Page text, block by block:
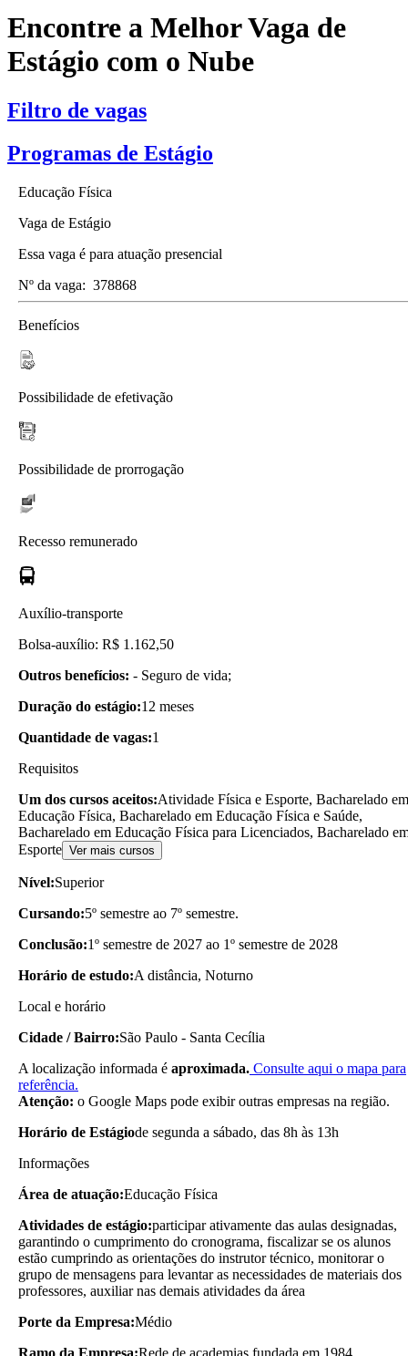
Encontre a Melhor Vaga de
Estágio com o Nube
Filtro de vagas
Programas de Estágio
Educação Física
Vaga de Estágio
Essa vaga é para atuação presencial
Nº da vaga: 378868
Benefícios
Possibilidade de efetivação
Possibilidade de prorrogação
Recesso remunerado
Auxílio-transporte
Bolsa-auxílio: R$ 1.162,50
Outros benefícios: - Seguro de vida;
Duração do estágio:12 meses
Quantidade de vagas:1
Requisitos
Um dos cursos aceitos:Atividade Física e Esporte, Bacharelado em
Educação Física, Bacharelado em Educação Física e Saúde,
Bacharelado em Educação Física para Licenciados, Bacharelado
Esporte Ver mais cursos
Nível:Superior
Cursando:5º semestre ao 7º semestre.
Conclusão:1º semestre de 2027 ao 1º semestre de 2028
Horário de estudo:A distância, Noturno
Local e horário
Cidade / Bairro:São Paulo - Santa Cecília
A localização informada é aproximada. Consulte aqui o mapa para
referência.
Atenção: o Google Maps pode exibir outras empresas na região.
Horário de Estágiode segunda a sábado, das 8h às 13h
Informações
Área de atuação:Educação Física
Atividades de estágio:participar ativamente das aulas designadas,
garantindo o cumprimento do cronograma, fiscalizar se os alunos
estão cumprindo as orientações do instrutor técnico, monitorar o
grupo de mensagens para levantar as necessidades de materiais dos
professores, auxiliar nas demais atividades da área
Porte da Empresa:Médio
Ramo da Empresa:Rede de academias fundada em 1984